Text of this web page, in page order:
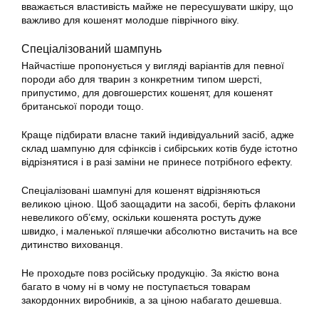
вважається властивість майже не пересушувати шкіру, що
важливо для кошенят молодше піврічного віку.
Спеціалізований шампунь
Найчастіше пропонується у вигляді варіантів для певної
породи або для тварин з конкретним типом шерсті,
припустимо, для довгошерстих кошенят, для кошенят
британської породи тощо.
Краще підбирати власне такий індивідуальний засіб, адже
склад шампуню для сфінксів і сибірських котів буде істотно
відрізнятися і в разі заміни не принесе потрібного ефекту.
Спеціалізовані шампуні для кошенят відрізняються
великою ціною. Щоб заощадити на засобі, беріть флакони
невеликого об’єму, оскільки кошенята ростуть дуже
швидко, і маленької пляшечки абсолютно вистачить на все
дитинство вихованця.
Не проходьте повз російську продукцію. За якістю вона
багато в чому ні в чому не поступається товарам
закордонних виробників, а за ціною набагато дешевша.